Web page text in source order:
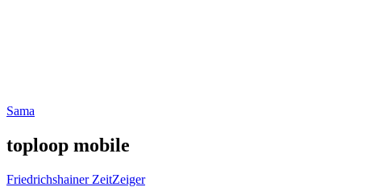
Sama
toploop mobile
Friedrichshainer ZeitZeiger